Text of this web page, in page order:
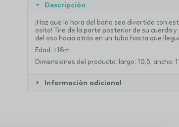
Descripción
¡Haz que la hora del baño sea divertida con
osito! Tire de la parte posterior de su cuerda
del oso hacia atrás en un tubo hasta que
Edad: +18m
Dimensiones del producto: largo: 10,5, ancho:
Información adicional